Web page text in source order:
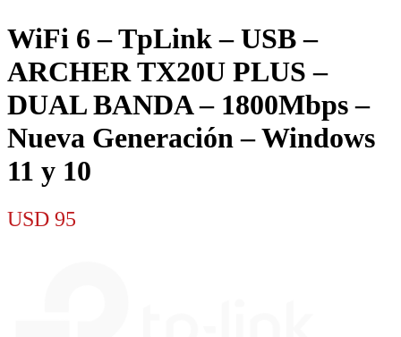
WiFi 6 – TpLink – USB –
ARCHER TX20U PLUS –
DUAL BANDA – 1800Mbps –
Nueva Generación – Windows
11 y 10
USD 95